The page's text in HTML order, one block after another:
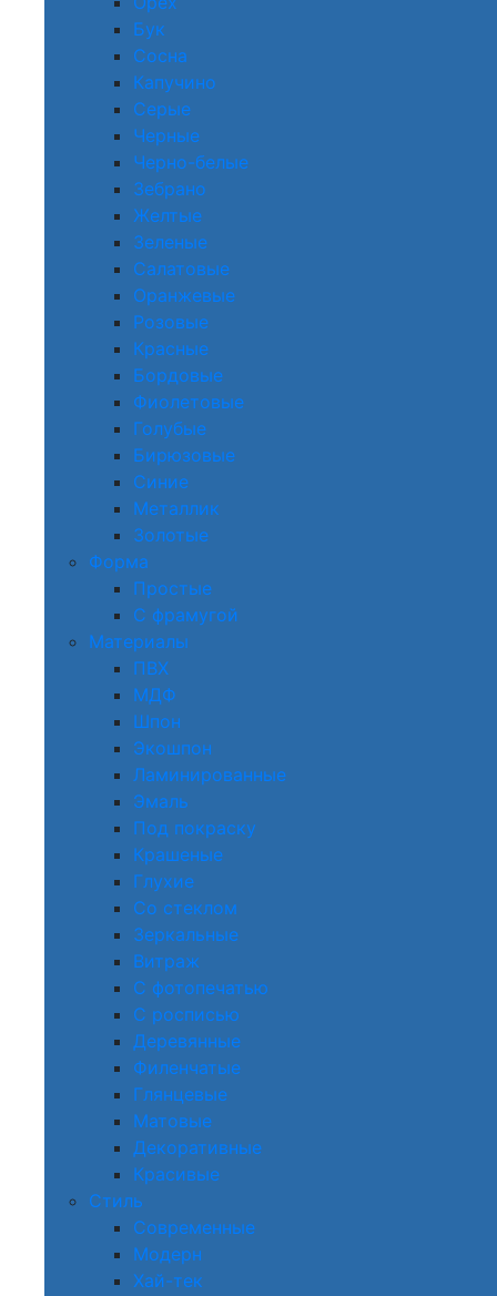
Бук
Сосна
Капучино
Серые
Черные
Черно-белые
Зебрано
Желтые
Зеленые
Салатовые
Оранжевые
Розовые
Красные
Бордовые
Фиолетовые
Голубые
Бирюзовые
Синие
Металлик
Золотые
Форма
Простые
С фрамугой
Материалы
ПВХ
МДФ
Шпон
Экошпон
Ламинированные
Эмаль
Под покраску
Крашеные
Глухие
Со стеклом
Зеркальные
Витраж
С фотопечатью
С росписью
Деревянные
Филенчатые
Глянцевые
Матовые
Декоративные
Красивые
Стиль
Современные
Модерн
Хай-тек